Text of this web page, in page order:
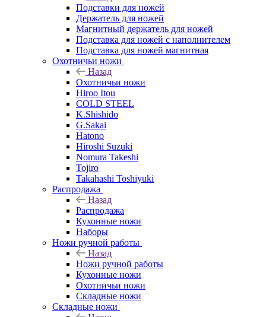
Подставки для ножей
Держатель для ножей
Магнитный держатель для ножей
Подставка для ножей с наполнителем
Подставка для ножей магнитная
Охотничьи ножи
Назад
Охотничьи ножи
Hiroo Itou
COLD STEEL
K.Shishido
G.Sakai
Hatono
Hiroshi Suzuki
Nomura Takeshi
Tojiro
Takahashi Toshiyuki
Распродажа
Назад
Распродажа
Кухонные ножи
Наборы
Ножи ручной работы
Назад
Ножи ручной работы
Кухонные ножи
Охотничьи ножи
Складные ножи
Складные ножи